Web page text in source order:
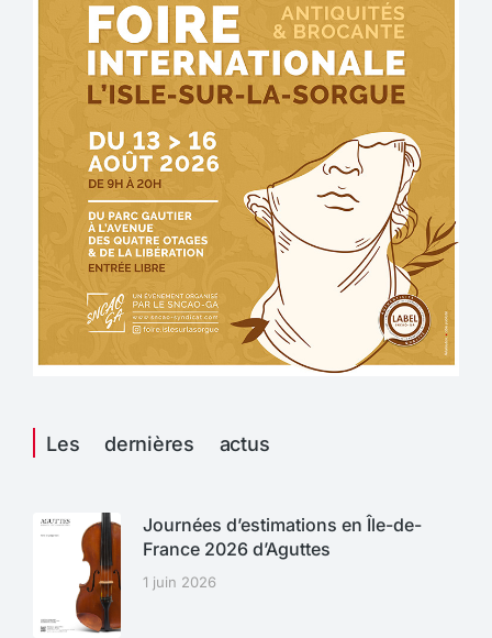
Les dernières actus
Journées d’estimations en Île-de-
France 2026 d’Aguttes
1 juin 2026